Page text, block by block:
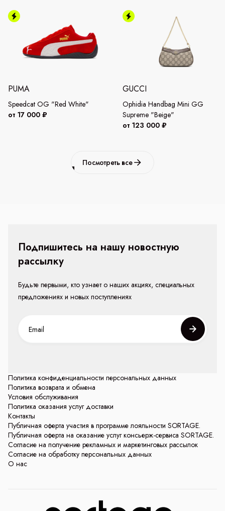
PUMA
Speedcat OG "Red White"
от 17 000 ₽
GUCCI
Ophidia Handbag Mini GG
Supreme "Beige"
от 123 000 ₽
Посмотреть все
Политика конфиденциальности персональных данных
Политика возврата и обмена
Условия обслуживания
Политика оказания услуг доставки
Контакты
Публичная оферта участия в программе лояльности SORTAGE.
Публичная оферта на оказание услуг консьерж-сервиса SORTAGE.
Согласие на получение рекламных и маркетинговых рассылок
Согласие на обработку персональных данных
О нас
Подпишитесь на нашу новостную
рассылку
Будьте первыми, кто узнает о наших акциях, специальных
предложениях и новых поступлениях